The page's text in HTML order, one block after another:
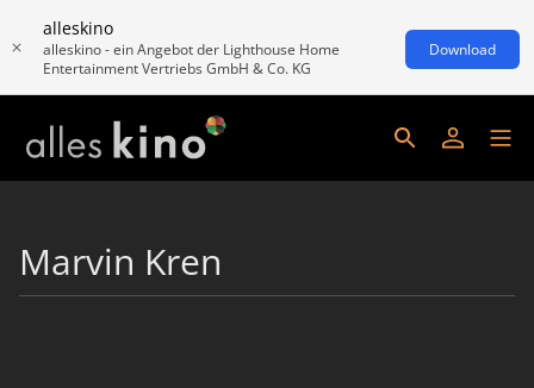
alleskino
alleskino - ein Angebot der Lighthouse Home
Entertainment Vertriebs GmbH & Co. KG
Download
Marvin Kren